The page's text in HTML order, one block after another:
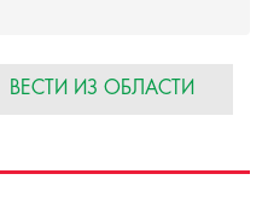
ВЕСТИ ИЗ ОБЛАСТИ